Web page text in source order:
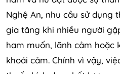
Nghệ An, nhu cầu sử dụng
gia tăng khi nhiều người
ham muốn, lãnh cảm hoặc
khoái cảm. Chính vì vậy,